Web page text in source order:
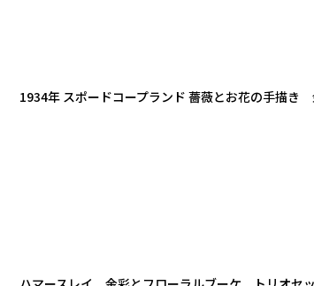
1934年 スポードコープランド 薔薇とお花の手描